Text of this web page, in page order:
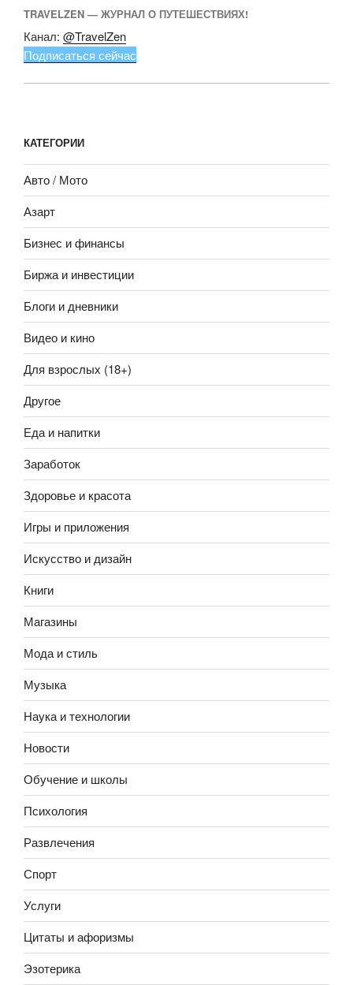
TRAVELZEN — ЖУРНАЛ О ПУТЕШЕСТВИЯХ!
Канал: @TravelZen
Подписаться сейчас
КАТЕГОРИИ
Авто / Мото
Азарт
Бизнес и финансы
Биржа и инвестиции
Блоги и дневники
Видео и кино
Для взрослых (18+)
Другое
Еда и напитки
Заработок
Здоровье и красота
Игры и приложения
Искусство и дизайн
Книги
Магазины
Мода и стиль
Музыка
Наука и технологии
Новости
Обучение и школы
Психология
Развлечения
Спорт
Услуги
Цитаты и афоризмы
Эзотерика